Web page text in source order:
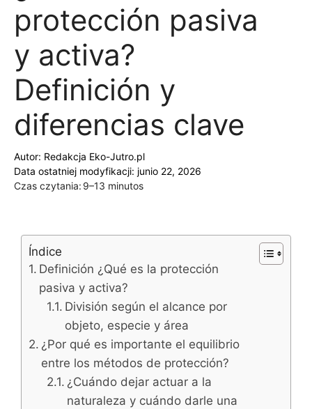
protección pasiva
y activa?
Definición y
diferencias clave
Autor: Redakcja Eko-Jutro.pl
Data ostatniej modyfikacji: junio 22, 2026
Czas czytania: 9–13 minutos
Índice
Definición ¿Qué es la protección
pasiva y activa?
División según el alcance por
objeto, especie y área
¿Por qué es importante el equilibrio
entre los métodos de protección?
¿Cuándo dejar actuar a la
naturaleza y cuándo darle una